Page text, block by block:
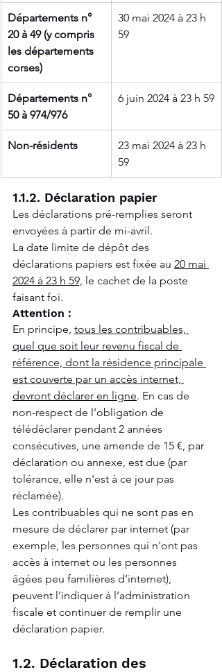
Départements n°
20 à 49 (y compris
les départements
corses)
30 mai 2024 à 23 h
59
Départements n°
50 à 974/976
6 juin 2024 à 23 h 59
Non-résidents
23 mai 2024 à 23 h
59
1.1.2. Déclaration papier
Les déclarations pré-remplies seront
envoyées à partir de mi-avril.
La date limite de dépôt des
déclarations papiers est fixée au 20 mai
2024 à 23 h 59, le cachet de la poste
faisant foi.
Attention :
En principe, tous les contribuables,
quel que soit leur revenu fiscal de
référence, dont la résidence principale
est couverte par un accès internet,
devront déclarer en ligne. En cas de
non-respect de l’obligation de
télédéclarer pendant 2 années
consécutives, une amende de 15 €, par
déclaration ou annexe, est due (par
tolérance, elle n'est à ce jour pas
réclamée).
Les contribuables qui ne sont pas en
mesure de déclarer par internet (par
exemple, les personnes qui n'ont pas
accès à internet ou les personnes
âgées peu familières d’internet),
peuvent l’indiquer à l’administration
fiscale et continuer de remplir une
déclaration papier.
1.2. Déclaration des